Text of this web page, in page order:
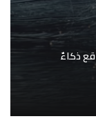
ذكاءٌ